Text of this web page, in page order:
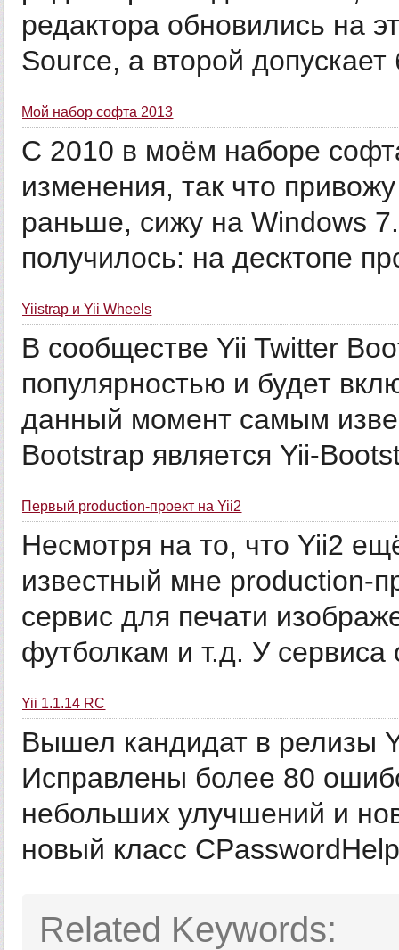
редактора обновились на
Source, а второй
Мой набор софта 2013
С 2010 в моём наборе
изменения, так что
раньше, сижу на Windows
получилось: на десктопе
Yiistrap и Yii Wheels
В сообществе Yii Twitter
популярностью и будет
данный момент самым
Bootstrap является Yii-
Первый production-проект на Yii2
Несмотря на то, что Yii2
известный мне production-
сервис для печати
футболкам и т.д. У сервиса
Yii 1.1.14 RC
Вышел кандидат в релизы
Исправлены более 80
небольших улучшений и
новый класс
Related Keywords: